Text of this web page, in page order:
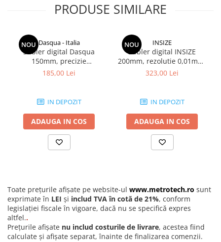
PRODUSE SIMILARE
NOU Dasqua - Italia
Subler digital Dasqua
150mm, precizie
+/-0,02mm, falci 40mm
185,00 Lei
IN DEPOZIT
ADAUGA IN COS
NOU INSIZE
Subler digital INSIZE
200mm, rezolutie 0,01mm,
precizie +/-0,03mm
323,00 Lei
IN DEPOZIT
ADAUGA IN COS
Toate prețurile afișate pe website-ul www.metrotech.ro sunt
exprimate în LEI și includ TVA în cotă de 21%, conform
legislației fiscale în vigoare, dacă nu se specifică expres
altfel..
Prețurile afișate nu includ costurile de livrare, acestea fiind
calculate și afișate separat, înainte de finalizarea comenzii.